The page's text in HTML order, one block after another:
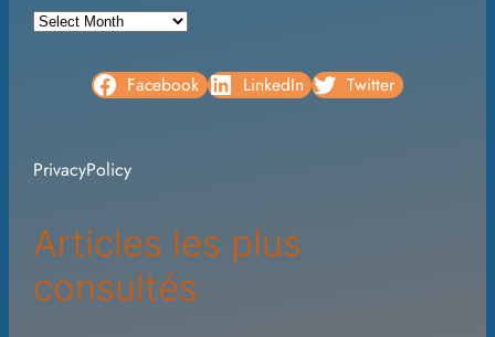
A
v
s
Facebook LinkedIn Twitter
PrivacyPolicy
Articles les plus
consultés